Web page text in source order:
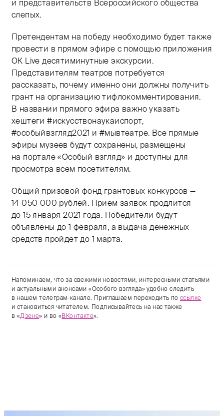
и представительств Всероссийского общества
слепых.
Претендентам на победу необходимо будет также
провести в прямом эфире с помощью приложения
ОК Live десятиминутные экскурсии.
Представителям театров потребуется
рассказать, почему именно они должны получить
грант на организацию тифлокомментирования.
В названии прямого эфира важно указать
хештеги #искусствонаукаиспорт,
#особыйвзгляд2021 и #мывтеатре. Все прямые
эфиры музеев будут сохранены, размещены
на портале «Особый взгляд» и доступны для
просмотра всем посетителям.
Общий призовой фонд грантовых конкурсов —
14 050 000 рублей. Прием заявок продлится
до 15 января 2021 года. Победители будут
объявлены до 1 февраля, а выдача денежных
средств пройдет до 1 марта.
Напоминаем, что за свежими новостями, интересными статьями
и актуальными анонсами «Особого взгляда» удобно следить
в нашем телеграм-канале. Приглашаем переходить по ссылке
и становиться читателем. Подписывайтесь на нас также
в «Дзене» и во «ВКонтакте».